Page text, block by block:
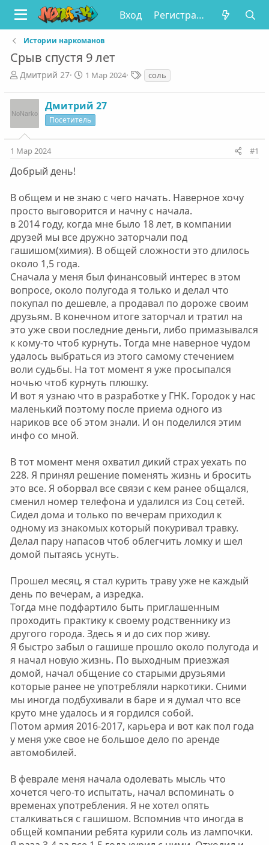
Вход Регистрация
Истории наркоманов
Срыв спустя 9 лет
А
т
о
р
т
е
м
ы
Дмитрий 27
Д
т
а
н
ч
1 Мар 2024
Т
е
г
соль
Дмитрий 27
Посетитель
1 Мар 2024 #1
Добрый день!
В общем и не знаю с чего начать. Наверное хочу
просто выговорится и начну с начала.
в 2014 году, когда мне было 18 лет, в компании
друзей мы все дружно заторчали под
гашишом(химия). В общей сложности это длилось
около 1,5 года.
Сначала у меня был финансовый интерес в этом
вопросе, около полугода я только и делал что
покупал по дешевле, а продавал по дороже своим
друзьям. В конечном итоге заторчал и тратил на
это уже свои последние деньги, либо примазывался
к кому-то чтоб курнуть. Тогда мне наверное чудом
удалось выбраться из этого самому стечением
воли судьбы. На тот момент я уже просыпался
ночью чтоб курнуть плюшку.
И вот я узнаю что в разработке у ГНК. Городок у нас
маленький поэтому после приема одного из
нариков все об этом знали. И он поделился этим
инфо со мной.
В тот момент меня охватил дикий страх уехать по
228. Я принял решение поменять жизнь и бросить
это все. Я оборвал все связи с кем ранее общался,
сменил номер телефона и удалился из Соц сетей.
Сидел дома и только по вечерам приходил к
одному из знакомых который покуривал травку.
Делал пару напасов чтоб облегчить ломку и шел
домой пытаясь уснуть.
Прошел месяц, я стал курить траву уже не каждый
день по вечерам, а изредка.
Тогда мне подфартило быть приглашенным
проходить практику к своему родственнику из
другого города. Здесь я и до сих пор живу.
Я быстро забыл о гашише прошло около полугода и
я начал новую жизнь. По выходным приезжая
домой, начал общение со старыми друзьями
которые ранее не употребляли наркотики. Сними
мы иногда подбухивали в баре и я думал что все
круто мне удалось и я гордился собой.
Потом армия 2016-2017, карьера и вот как пол года
у меня уже свое не большое дело по аренде
автомобилей.
В феврале меня начала одолевать мысль что
хочется чего-то испытать, начал вспоминать о
временах употребления. Я не хотел опять
сталкиваться с гашишом. Вспомнив что иногда в
общей компании ребята курили соль из лампочки.